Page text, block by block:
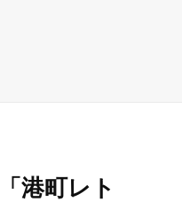
港町レト